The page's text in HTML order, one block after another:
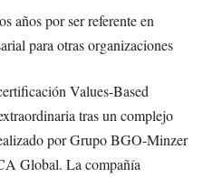
años por ser referente en
para otras organizaciones
Values-Based
tras un complejo
por Grupo BGO-Minzer
Global. La compañía